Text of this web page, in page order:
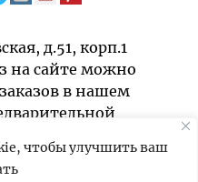
чтобы улучшить ваш
д.51, корп.1
на сайте можно
в нашем